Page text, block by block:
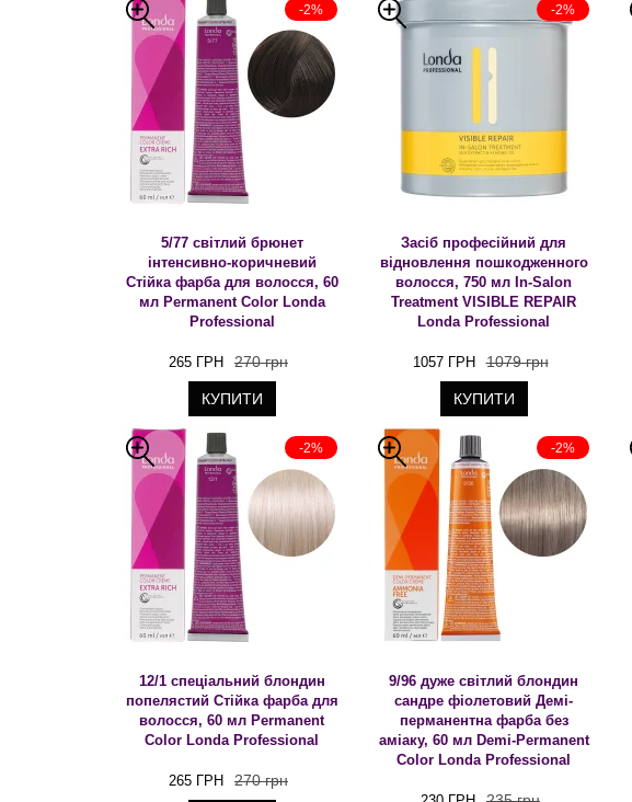
-2%
5/77 світлий брюнет
інтенсивно-коричневий
Стійка фарба для волосся, 60
мл Permanent Color Londa
Professional
265 ГРН 270 грн
КУПИТИ
-2%
Засіб професійний для
відновлення пошкодженного
волосся, 750 мл In-Salon
Treatment VISIBLE REPAIR
Londa Professional
1057 ГРН 1079 грн
КУПИТИ
-2%
12/1 спеціальний блондин
попелястий Стійка фарба для
волосся, 60 мл Permanent
Color Londa Professional
265 ГРН 270 грн
-2%
9/96 дуже світлий блондин
сандре фіолетовий Демі-
перманентна фарба без
аміаку, 60 мл Demi-Permanent
Color Londa Professional